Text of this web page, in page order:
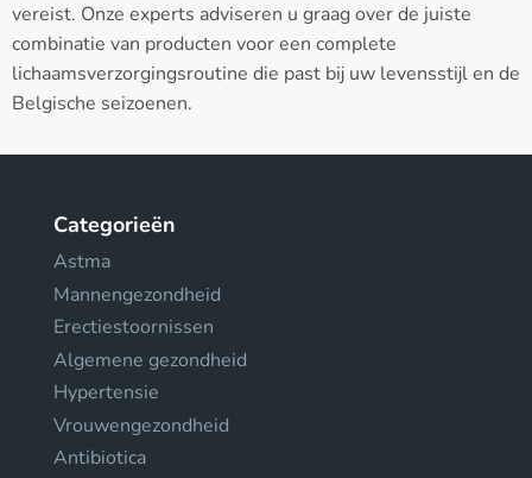
vereist. Onze experts adviseren u graag over de juiste
combinatie van producten voor een complete
lichaamsverzorgingsroutine die past bij uw levensstijl en de
Belgische seizoenen.
Categorieën
Astma
Mannengezondheid
Erectiestoornissen
Algemene gezondheid
Hypertensie
Vrouwengezondheid
Antibiotica